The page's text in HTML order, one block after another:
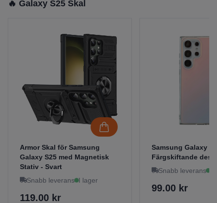
🔥 Galaxy S25 Skal
Armor Skal för Samsung
Galaxy S25 med Magnetisk
Stativ - Svart
Snabb leverans I lager
119.00 kr
Samsung Galaxy
Färgskiftande
Snabb leverans
99.00 kr